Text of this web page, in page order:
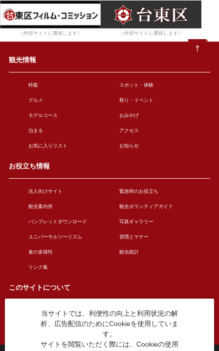
（外部サイトに遷移します） （外部サイトに遷移します）
観光情報
特集 スポット・体験
グルメ 祭り・イベント
モデルコース おみやげ
泊まる アクセス
お気に入りリスト お知らせ
お役立ち情報
法人向けサイト 緊急時のお役立ち
観光案内所 観光ボランティアガイド
パンフレットダウンロード 写真ギャラリー
ユニバーサルツーリズム 習慣とマナー
食の多様性 観光統計
リンク集
このサイトについて
このサイトについて 広告掲載について
お問い合わせ
当サイトでは、利便性の向上と利用状況の解
析、広告配信のためにCookieを使用していま
す。
サイトを閲覧いただく際には、Cookieの使用